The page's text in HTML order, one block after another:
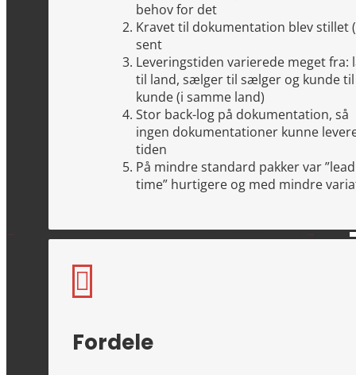
behov for det
Kravet til dokumentation blev stillet
sent
Leveringstiden varierede meget fra:
til land, sælger til sælger og kunde til
kunde (i samme land)
Stor back-log på dokumentation, så
ingen dokumentationer kunne
tiden
På mindre standard pakker var ”lead
time” hurtigere og med mindre

Fordele